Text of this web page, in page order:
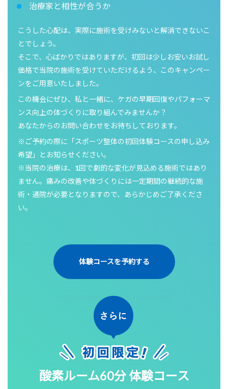
治療家と相性が合うか
こうした心配は、実際に施術を受けみないと解消できないこ
とでしょう。
そこで、心ばかりではありますが、初回は少しお安いお試し
価格で当院の施術を受けていただけるよう、このキャンペー
ンをご用意いたしました。
この機会にぜひ、私と一緒に、ケガの早期回復やパフォーマ
ンス向上の体づくりに取り組んでみませんか？
あなたからのお問い合わせをお待ちしております。
※ご予約の際に「スポーツ整体の初回体験コースの申し込み
希望」とお知らせください。
※当院の治療は、1回で劇的な変化が見込める施術ではあり
ません。痛みの改善や体づくりには一定期間の継続的な施
術・通院が必要となりますので、あらかじめご了承くださ
い。
体験コースを予約する
酸素ルーム60分 体験コース